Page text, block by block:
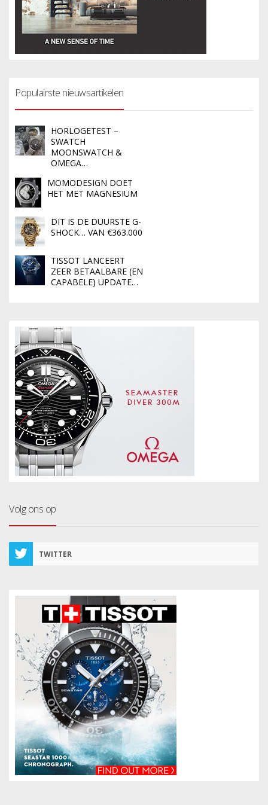
Populairste nieuwsartikelen
HORLOGETEST –
SWATCH
MOONSWATCH &
OMEGA…
MOMODESIGN DOET
HET MET MAGNESIUM
DIT IS DE DUURSTE G-
SHOCK… VAN €363.000
TISSOT LANCEERT
ZEER BETAALBARE (EN
CAPABELE) UPDATE…
Volg ons op
TWITTER